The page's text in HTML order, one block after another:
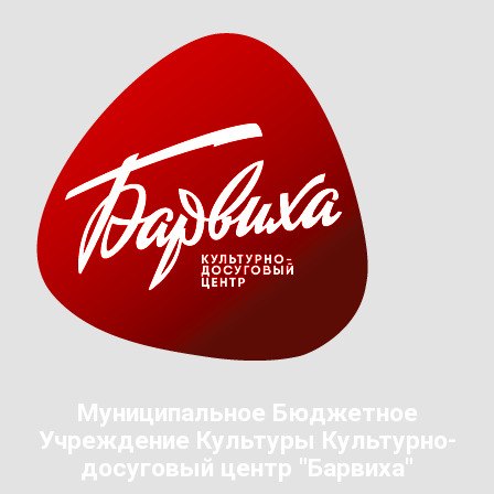
Муниципальное Бюджетное
Учреждение Культуры Культурно-
досуговый центр "Барвиха"